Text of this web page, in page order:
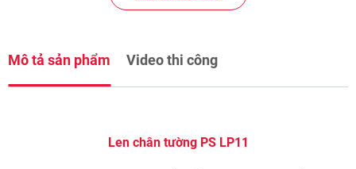
Mô tả sản phẩm Video thi công
Len chân tường PS LP11